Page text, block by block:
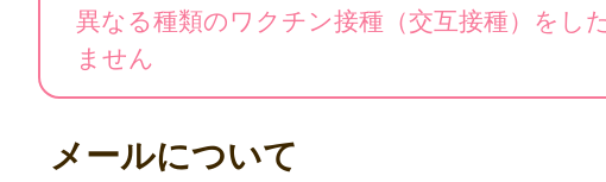
異なる種類のワクチン接種（交互接種）をし
ません
メールについて